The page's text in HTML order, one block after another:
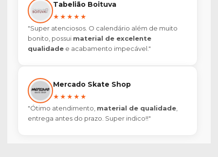
Tabelião Boituva
★★★★★
"Super atenciosos. O calendário além de muito
bonito, possui material de excelente
qualidadee acabamento impecável."
Mercado Skate Shop
★★★★★
"Ótimo atendimento, material de qualidade,
entrega antes do prazo. Super indico!!"